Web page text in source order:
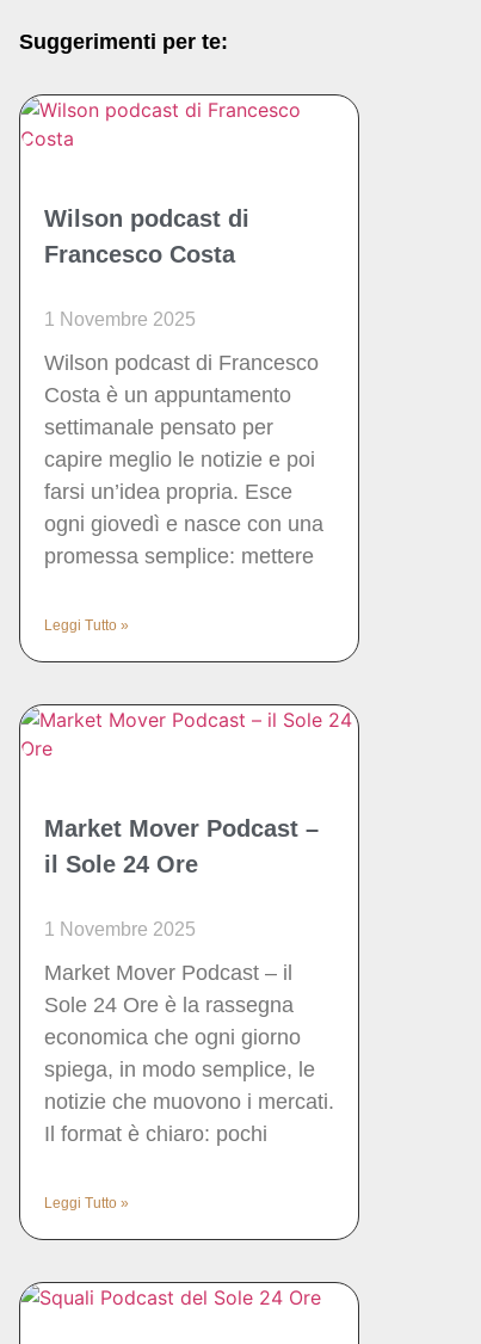
Suggerimenti per te:
Wilson podcast di
Francesco Costa
1 Novembre 2025
Wilson podcast di Francesco
Costa è un appuntamento
settimanale pensato per
capire meglio le notizie e poi
farsi un’idea propria. Esce
ogni giovedì e nasce con una
promessa semplice: mettere
Leggi Tutto »
Market Mover Podcast –
il Sole 24 Ore
1 Novembre 2025
Market Mover Podcast – il
Sole 24 Ore è la rassegna
economica che ogni giorno
spiega, in modo semplice, le
notizie che muovono i mercati.
Il format è chiaro: pochi
Leggi Tutto »